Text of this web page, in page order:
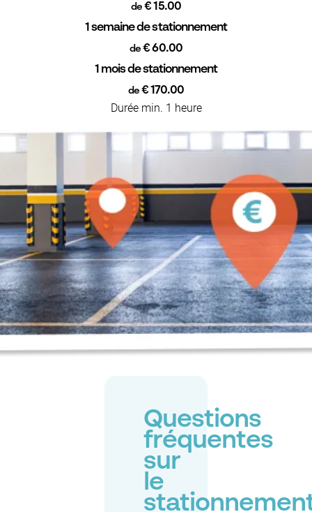
de € 15.00
1 semaine de stationnement
de € 60.00
1 mois de stationnement
de€ 170.00
Durée min. 1 heure
Questions
fréquentes
sur
le